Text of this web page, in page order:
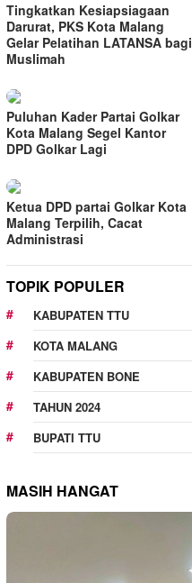
Tingkatkan Kesiapsiagaan
Darurat, PKS Kota Malang
Gelar Pelatihan LATANSA bagi
Muslimah
Puluhan Kader Partai Golkar
Kota Malang Segel Kantor
DPD Golkar Lagi
Ketua DPD partai Golkar Kota
Malang Terpilih, Cacat
Administrasi
TOPIK POPULER
KABUPATEN TTU
KOTA MALANG
KABUPATEN BONE
TAHUN 2024
BUPATI TTU
MASIH HANGAT